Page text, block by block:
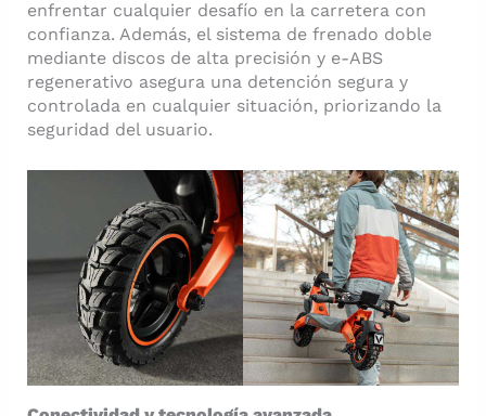
enfrentar cualquier desafío en la carretera con
confianza. Además, el sistema de frenado doble
mediante discos de alta precisión y e-ABS
regenerativo asegura una detención segura y
controlada en cualquier situación, priorizando la
seguridad del usuario.​